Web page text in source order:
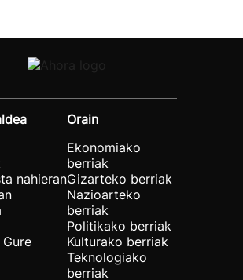
nahieran
Orain
Ekonomiako
berriak
Gizarteko berriak
Nazioarteko
berriak
Politikako berriak
Kulturako berriak
Teknologiako
berriak